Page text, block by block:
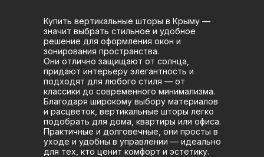
Купить вертикальные шторы в Крыму —
значит выбрать стильное и удобное
решение для оформления окон и
зонирования пространства.
Они отлично защищают от солнца,
придают интерьеру элегантность и
подходят для любого стиля — от
классики до современного минимализма.
Благодаря широкому выбору материалов
и расцветок, вертикальные шторы легко
подобрать для дома, квартиры или офиса.
Практичные и долговечные, они просты в
уходе и удобны в управлении — идеально
для тех, кто ценит комфорт и эстетику.